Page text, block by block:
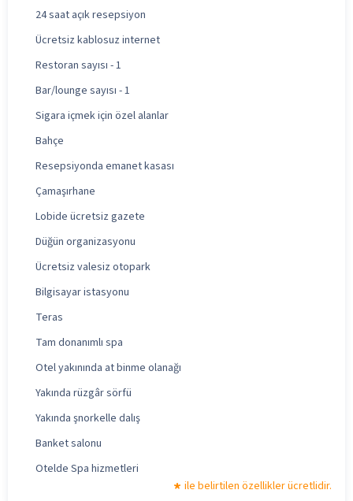
24 saat açık resepsiyon
Ücretsiz kablosuz internet
Restoran sayısı - 1
Bar/lounge sayısı - 1
Sigara içmek için özel alanlar
Bahçe
Resepsiyonda emanet kasası
Çamaşırhane
Lobide ücretsiz gazete
Düğün organizasyonu
Ücretsiz valesiz otopark
Bilgisayar istasyonu
Teras
Tam donanımlı spa
Otel yakınında at binme olanağı
Yakında rüzgâr sörfü
Yakında şnorkelle dalış
Banket salonu
Otelde Spa hizmetleri
ile belirtilen özellikler ücretlidir.